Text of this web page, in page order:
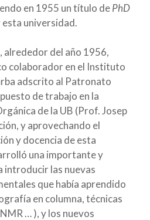
en 1955 un título dePhD
universidad.
alrededor del año 1956,
colaborador en el Instituto
adscrito al Patronato
de trabajo en la
de la UB (Prof. Josep
y aprovechando el
y docencia de esta
una importante y
introducir las nuevas
que había aprendido
en columna, técnicas
… ), y los nuevos